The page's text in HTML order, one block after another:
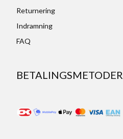
Returnering
Indramning
FAQ
BETALINGSMETODER